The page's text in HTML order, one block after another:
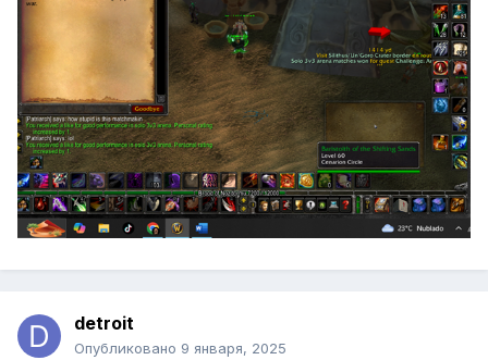
detroit
Опубликовано 9 января, 2025